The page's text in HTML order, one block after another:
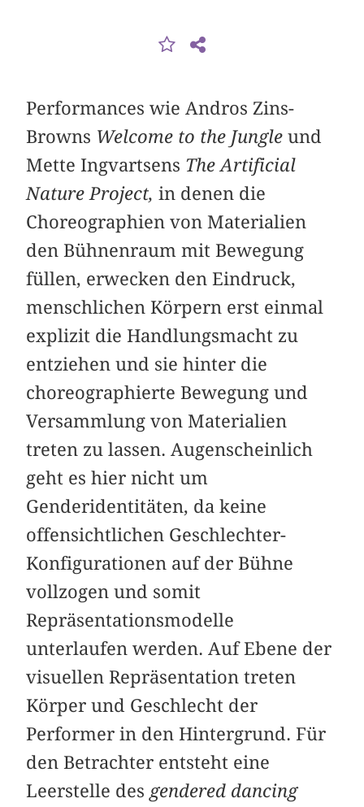
Performances wie Andros Zins-
Browns Welcome to the Jungleund
Mette Ingvartsens The Artificial
Nature Project,in denen die
Choreographien von Materialien
den Bühnenraum mit Bewegung
füllen, erwecken den Eindruck,
menschlichen Körpern erst einmal
explizit die Handlungsmacht zu
entziehen und sie hinter die
choreographierte Bewegung und
Versammlung von Materialien
treten zu lassen. Augenscheinlich
geht es hier nicht um
Genderidentitäten, da keine
offensichtlichen Geschlechter-
Konfigurationen auf der Bühne
vollzogen und somit
Repräsentationsmodelle
unterlaufen werden. Auf Ebene der
visuellen Repräsentation treten
Körper und Geschlecht der
Performer in den Hintergrund. Für
den Betrachter entsteht eine
Leerstelle des gendered dancing